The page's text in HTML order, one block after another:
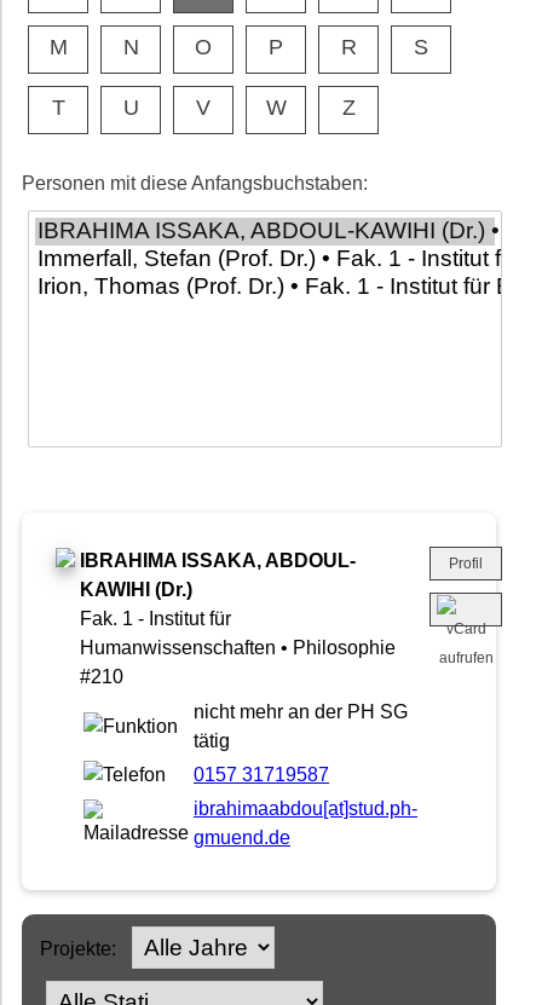
M N O P R S
T U V W Z
Personen mit diese Anfangsbuchstaben:
IBRAHIMA ISSAKA, ABDOUL-
KAWIHI (Dr.)
Fak. 1 - Institut für
Humanwissenschaften • Philosophie
#210
nicht mehr an der PH SG
tätig
0157 31719587
ibrahimaabdou[at]stud.ph-
gmuend.de
Profil
Projekte: